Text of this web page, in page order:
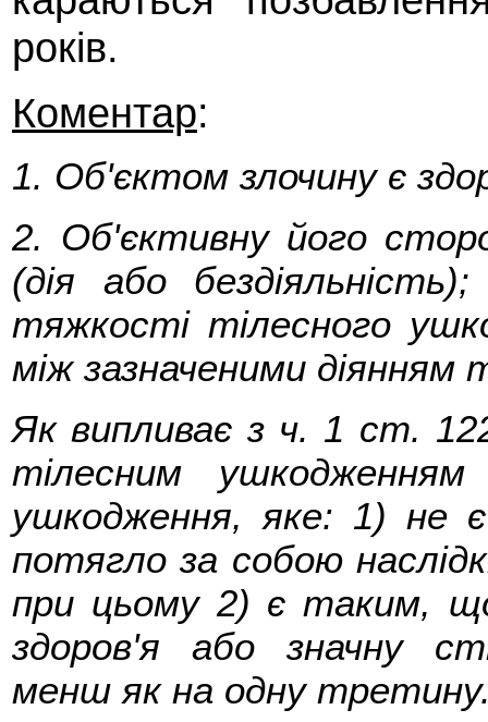
років.
Коментар:
1. Об'єктом злочину є
2. Об'єктивну його
(дія або
тяжкості тілесного
між зазначеними діянням
Як випливає з ч. 1 ст.
тілесним
ушкодження, яке: 1) не
потягло за собою
при цьому 2) є таким,
здоров'я або значну
менш як на одну